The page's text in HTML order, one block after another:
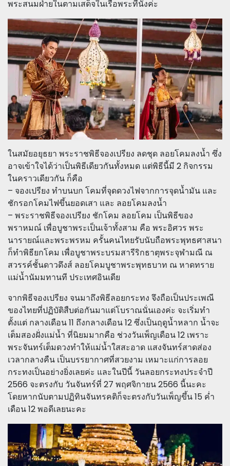
พระสนมฝ่ายในตามเสด็จในเรือพระที่นั่งค่ะ
ในสมัยอยุธยา พระราชพิธีจองเปรียง ลดชุด ลอยโคมลงน้ำ ซึ่ง
อาจเข้าใจได้ว่าเป็นพิธีเดียวกันทั้งหมด แต่พิธีนี้มี 2 กิจกรรม
ในคราวเดียวกัน ก็คือ
– จองเปรียง ทำบนบก โคมที่จุดดวงไฟจากการจุดน้ำมัน และ
ชักรอกโคมไฟขึ้นยอดเสา และ ลอยโคมลงน้ำ
– พระราชพิธีจองเปรียง ชักโคม ลอยโคม เป็นพิธีของ
พราหมณ์ เพื่อบูชาพระเป็นเจ้าทั้งสาม คือ พระอิศวร พระ
นารายณ์และพระพรหม ครั้นคนไทยรับนับถือพระพุทธศาสนา
ก็ทำพิธียกโคม เพื่อบูชาพระบรมสารีริกธาตุพระจุฬามณี ณ
สวรรค์ชั้นดาวดึงส์ ลอยโคมบูชาพระพุทธบาท ณ หาดทราย
แม่น้ำนัมมทานที ประเทศอินเดีย
จากพิธีจองเปรียง จนมาถึงพิธีลอยกระทง จึงถือเป็นประเพณี
ของไทยที่ปฏิบัติสืบต่อกันมาแต่โบราณนั่นเองค่ะ จะเริ่มทำ
ตั้งแต่ กลางเดือน 11 ถึงกลางเดือน 12 ซึ่งเป็นฤดูน้ำหลาก น้ำจะ
เต็มสองฝั่งแม่น้ำ ที่นิยมมากคือ ช่วงวันเพ็ญเดือน 12 เพราะ
พระจันทร์เต็มดวงทำให้แม่น้ำใสสะอาด แสงจันทร์สาดส่อง
เวลากลางคืน เป็นบรรยากาศที่สวยงาม เหมาะแก่การลอย
กระทงเป็นอย่างยิ่งเลยค่ะ และในปีนี้ วันลอยกระทงประจำปี
2566 จะตรงกับ วันจันทร์ที่ 27 พฤศจิกายน 2566 นี้นะคะ
โดยหากนับตามปฏิทินจันทรคติก็จะตรงกับวันเพ็ญขึ้น 15 ค่ำ
เดือน 12 พอดีเลยนะคะ